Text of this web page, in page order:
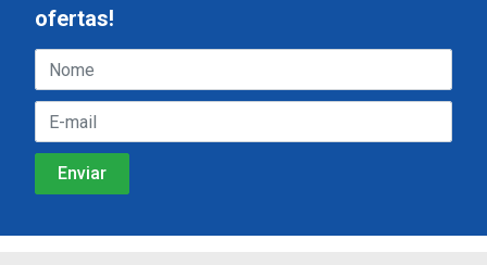
ofertas!